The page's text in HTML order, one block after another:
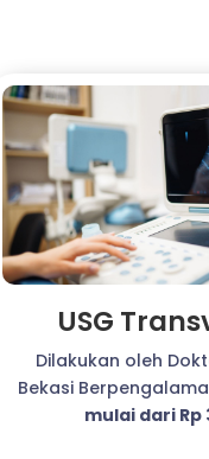
USG
Dilakukan oleh
Bekasi
mulai dari Rp